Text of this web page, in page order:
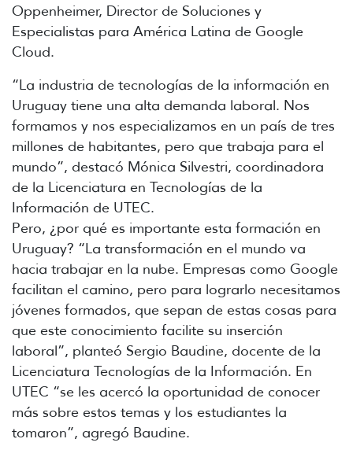
Oppenheimer, Director de Soluciones y
Especialistas para América Latina de Google
Cloud.
“La industria de tecnologías de la información en
Uruguay tiene una alta demanda laboral. Nos
formamos y nos especializamos en un país de tres
millones de habitantes, pero que trabaja para el
mundo”, destacó Mónica Silvestri, coordinadora
de la Licenciatura en Tecnologías de la
Información de UTEC.
Pero, ¿por qué es importante esta formación en
Uruguay? “La transformación en el mundo va
hacia trabajar en la nube. Empresas como Google
facilitan el camino, pero para lograrlo necesitamos
jóvenes formados, que sepan de estas cosas para
que este conocimiento facilite su inserción
laboral”, planteó Sergio Baudine, docente de la
Licenciatura Tecnologías de la Información. En
UTEC “se les acercó la oportunidad de conocer
más sobre estos temas y los estudiantes la
tomaron”, agregó Baudine.